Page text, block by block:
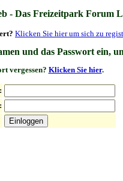
- Das Freizeitpark Forum
Klicken Sie hier um sich zu
und das Passwort ein,
vergessen? Klicken Sie hier.